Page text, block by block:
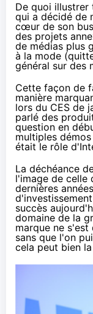
De quoi illustrer
qui a décidé de
cœur de son
des projets
de médias plus
à la mode
général sur des
Cette façon de
manière
lors du CES de
parlé des
question en
multiples
était le rôle
La déchéance
l'image de celle
dernières
succès
domaine de la
marque ne
sans que l'on
cela peut bien la